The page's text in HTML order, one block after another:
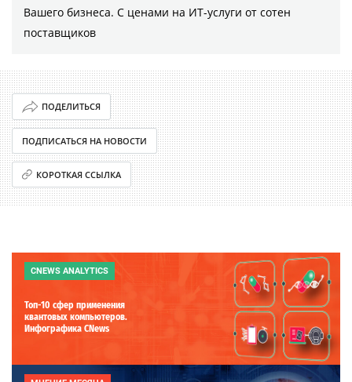
Вашего бизнеса. С ценами на ИТ-услуги от сотен
поставщиков
ПОДЕЛИТЬСЯ
ПОДПИСАТЬСЯ НА НОВОСТИ
КОРОТКАЯ ССЫЛКА
CNEWS ANALYTICS
Топ-10 сфер применения
квантовых компьютеров.
Инфографика CNews